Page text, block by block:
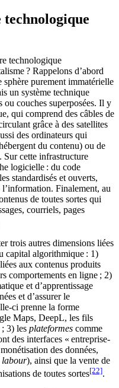
technologique
? Rappelons d’abord
sphère purement immatérielle
un système technique
ou couches superposées. Il y
qui comprend des câbles de
grâce à des satellites
des ordinateurs qui
du contenu) ou de
Sur cette infrastructure
logicielle : du code
standardisés et ouverts,
Finalement, au
de toutes sortes qui
courriels, pages
trois autres dimensions liées
capital algorithmique : 1)
liées aux contenus produits
comportements en ligne ; 2)
et d’apprentissage
et d’assurer le
ci prenne la forme
Maps, DeepL, les fils
; 3) les plateformes comme
des interfaces « entreprise-
des données,
), ainsi que la vente de
de toutes sortes[22].